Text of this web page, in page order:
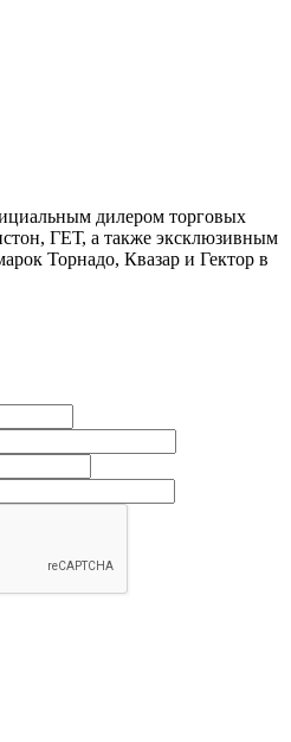
дилером торговых
ГЕТ, а также эксклюзивным
Торнадо, Квазар и Гектор в